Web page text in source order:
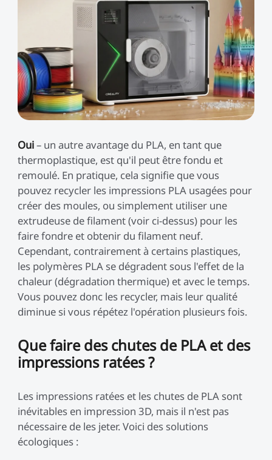
Oui– un autre avantage du PLA, en tant que
thermoplastique, est qu'il peut être fondu et
remoulé. En pratique, cela signifie que vous
pouvez recycler les impressions PLA usagées pour
créer des moules, ou simplement utiliser une
extrudeuse de filament (voir ci-dessus) pour les
faire fondre et obtenir du filament neuf.
Cependant, contrairement à certains plastiques,
les polymères PLA se dégradent sous l'effet de la
chaleur (dégradation thermique) et avec le temps.
Vous pouvez donc les recycler, mais leur qualité
diminue si vous répétez l'opération plusieurs fois.
Que faire des chutes de PLA et des
impressions ratées ?
Les impressions ratées et les chutes de PLA sont
inévitables en impression 3D, mais il n'est pas
nécessaire de les jeter. Voici des solutions
écologiques :